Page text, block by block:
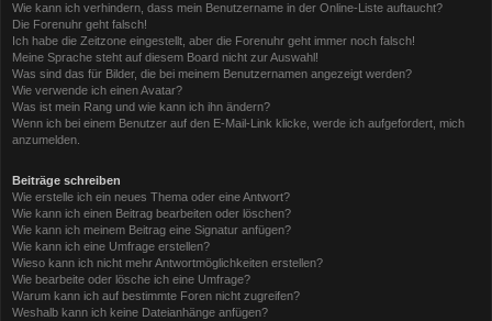
Wie kann ich verhindern, dass mein Benutzername in der Online-Liste auftaucht?
Die Forenuhr geht falsch!
Ich habe die Zeitzone eingestellt, aber die Forenuhr geht immer noch falsch!
Meine Sprache steht auf diesem Board nicht zur Auswahl!
Was sind das für Bilder, die bei meinem Benutzernamen angezeigt werden?
Wie verwende ich einen Avatar?
Was ist mein Rang und wie kann ich ihn ändern?
Wenn ich bei einem Benutzer auf den E-Mail-Link klicke, werde ich aufgefordert, mich
anzumelden.
Beiträge schreiben
Wie erstelle ich ein neues Thema oder eine Antwort?
Wie kann ich einen Beitrag bearbeiten oder löschen?
Wie kann ich meinem Beitrag eine Signatur anfügen?
Wie kann ich eine Umfrage erstellen?
Wieso kann ich nicht mehr Antwortmöglichkeiten erstellen?
Wie bearbeite oder lösche ich eine Umfrage?
Warum kann ich auf bestimmte Foren nicht zugreifen?
Weshalb kann ich keine Dateianhänge anfügen?